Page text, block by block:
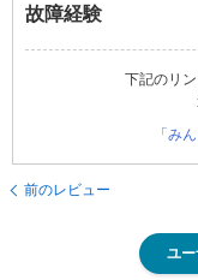
故障経験
下記のリ
「み
前のレビュー
ユ